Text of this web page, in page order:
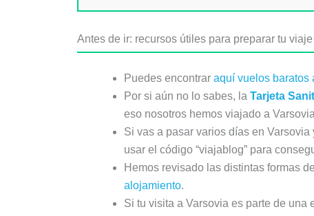
Antes de ir: recursos útiles para preparar tu
Puedes encontrar aquí vuelos baratos
Por si aún no lo sabes, la Tarjeta
eso nosotros hemos viajado a
Si vas a pasar varios días en
usar el código “viajablog” para
Hemos revisado las distintas formas de
alojamiento.
Si tu visita a Varsovia es parte de